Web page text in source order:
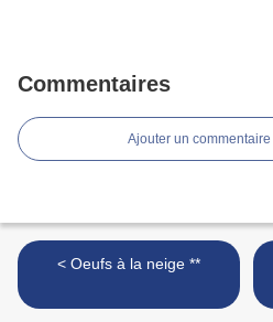
Commentaires
Ajouter un commentaire
< Oeufs à la neige **